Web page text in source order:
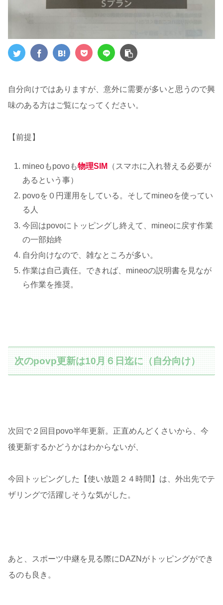
自分向けではありますが、意外に需要が多いと思うので興
味のある方はご覧になってください。
【前提】
mineoもpovoも物理SIM
（スマホに入れ替える必要が
あるという事）
povoを０円運用をしている。そしてmineoを使ってい
る人
今回はpovoにトッピングし終えて、mineoに戻す作業
の一部始終
自分向けなので、雑なところが多い。
作業は自己責任。できれば、mineoの説明書を見なが
ら作業を推奨。
次のpovp更新は10月６日迄に（自分向け）
次回で２回目povo半年更新。正直めんどくさいから、今
後更新するかどうかはわからないが、
今回トッピングした【使い放題２４時間】は、外出先でテ
ザリングで活躍しそうな気がした。
あと、スポーツ中継を見る際にDAZNがトッピングができ
るのも良き。